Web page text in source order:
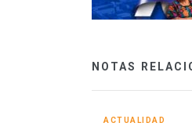
NOTAS
ACTUALIDAD